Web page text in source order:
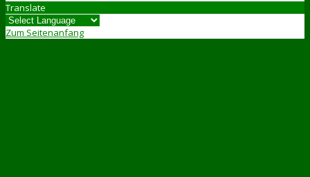
Translate
Zum Seitenanfang